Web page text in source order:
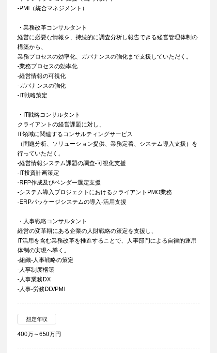
-PMI（統合マネジメント）
・業務改革コンサルタント
経営に必要な情報を、持続的に調査分析し報告できる経営管理体制の
構築から、
業務プロセスの効率化、ガバナンスの強化まで支援していただく。
-業務プロセスの効率化
-経営情報の可視化
-ガバナンスの強化
-IT戦略策定
・IT戦略コンサルタント
クライアントの経営課題に対し、
IT領域に関連するコンサルティングサービス
（問題分析、ソリューション提供、業務定着、システム導入支援）を
行っていただく。
-経営情報システム課題の調査-可視化支援
-IT投資計画策定
-RFP作成及びベンダー選定支援
-システム導入プロジェクトにおけるクライアントPMO業務
-ERPパッケージシステムの導入-活用支援
・人事戦略コンサルタント
経営の変革期にある企業の人財戦略の策定を支援し、
IT活用を含む業務改革を推進することで、人事部門による自律的運用
体制の実現へ導く。
-組織-人事戦略の策定
-人事制度構築
-人事業務DX
-人事-労務DD/PMI
想定年収
400万～650万円